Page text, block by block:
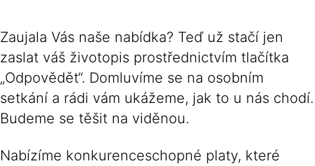
Zaujala Vás naše nabídka? Teď už stačí jen
zaslat váš životopis prostřednictvím tlačítka
„Odpovědět“. Domluvíme se na osobním
setkání a rádi vám ukážeme, jak to u nás chodí.
Budeme se těšit na viděnou.
Nabízíme konkurenceschopné platy, které